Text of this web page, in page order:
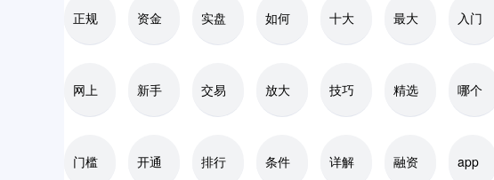
正规 资金 实盘 如何 十大 最大 入门
网上 新手 交易 放大 技巧 精选 哪个
门槛 开通 排行 条件 详解 融资 app